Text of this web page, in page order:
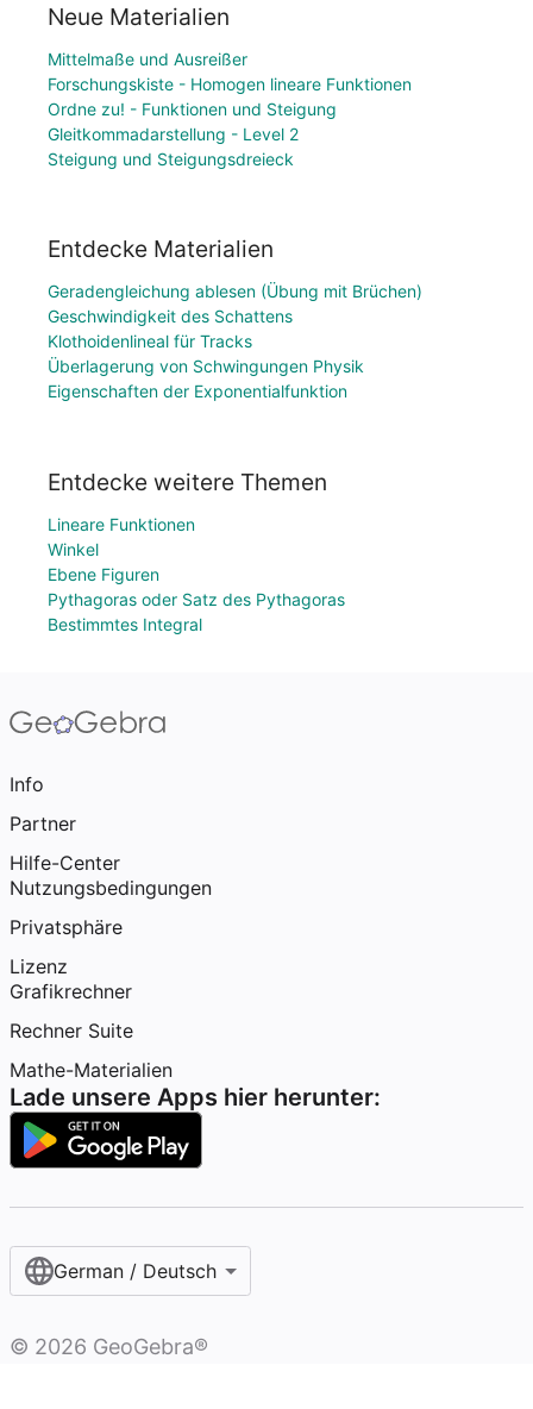
Neue Materialien
Mittelmaße und Ausreißer
Forschungskiste - Homogen lineare Funktionen
Ordne zu! - Funktionen und Steigung
Gleitkommadarstellung - Level 2
Steigung und Steigungsdreieck
Entdecke Materialien
Geradengleichung ablesen (Übung mit Brüchen)
Geschwindigkeit des Schattens
Klothoidenlineal für Tracks
Überlagerung von Schwingungen Physik
Eigenschaften der Exponentialfunktion
Entdecke weitere Themen
Lineare Funktionen
Winkel
Ebene Figuren
Pythagoras oder Satz des Pythagoras
Bestimmtes Integral
Info
Partner
Hilfe-Center
Nutzungsbedingungen
Privatsphäre
Lizenz
Grafikrechner
Rechner Suite
Mathe-Materialien
Lade unsere Apps hier herunter:
German / Deutsch
© 2026 GeoGebra®